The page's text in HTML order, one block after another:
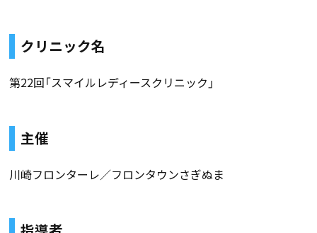
クリニック名
第22回「スマイルレディースクリニック」
主催
川崎フロンターレ／フロンタウンさぎぬま